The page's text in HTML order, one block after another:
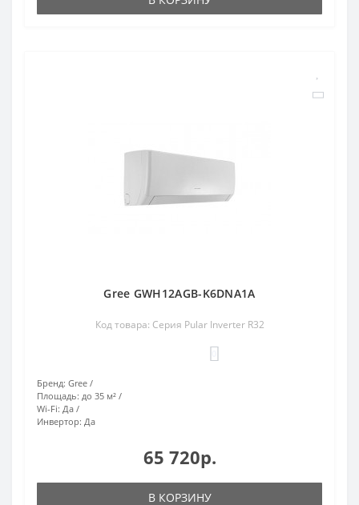
Gree GWH12AGB-K6DNA1A
Код товара: Серия Pular Inverter R32
Бренд: Gree
Площадь: до 35 м²
Wi-Fi: Да
Инвертор: Да
65 720р.
В КОРЗИНУ